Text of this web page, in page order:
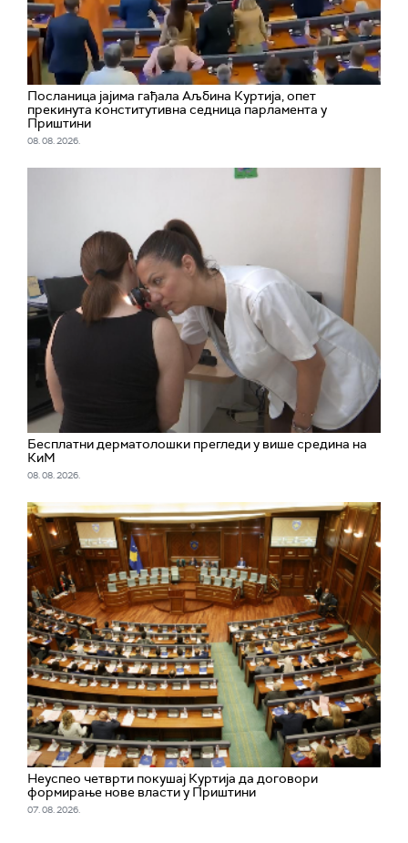
Посланица јајима гађала Аљбина Куртија, опет
прекинута конститутивна седница парламента у
Приштини
08. 08. 2026.
Бесплатни дерматолошки прегледи у више средина на
КиМ
08. 08. 2026.
Неуспео четврти покушај Куртија да договори
формирање нове власти у Приштини
07. 08. 2026.